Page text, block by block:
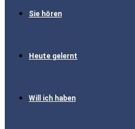
Sie hören
Heute gelernt
Will ich haben